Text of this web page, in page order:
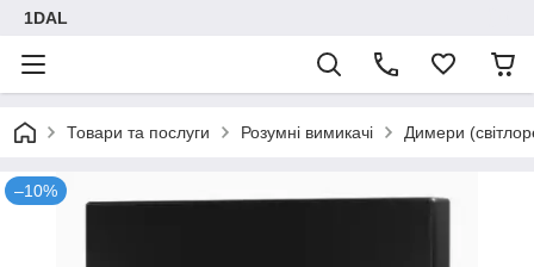
1DAL
Товари та послуги Розумні вимикачі Димери
–10%